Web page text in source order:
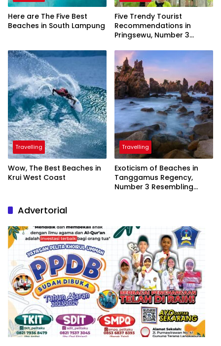
Here are The Five Best
Beaches in South Lampung
Five Trendy Tourist
Recommendations in
Pringsewu, Number 3
President
Travelling
Wow, The Best Beaches in
Krui West Coast
Travelling
Exoticism of Beaches in
Tanggamus Regency,
Number 3 Resembling
Advertorial